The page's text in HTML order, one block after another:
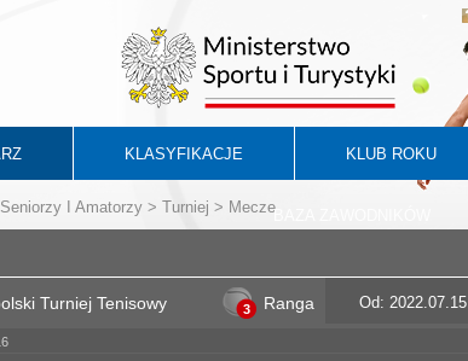
KLASYFIKACJE KLUB ROKU
BAZA ZAWODNIKÓW
Seniorzy I Amatorzy > Turniej > Mecze
Turniej Tenisowy
3 Ranga Od: 2022.07.15